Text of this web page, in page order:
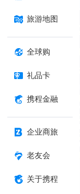
旅游地图
全球购
礼品卡
携程金融
企业商旅
老友会
关于携程